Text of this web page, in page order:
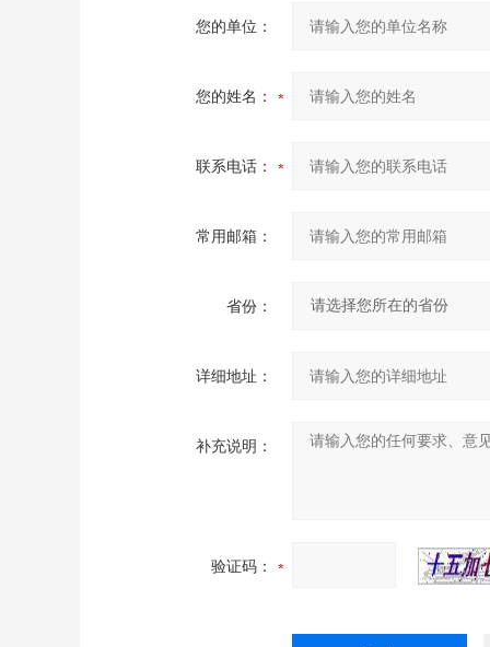
您的单位：
您的姓名：
联系电话：
常用邮箱：
省份：
详细地址：
补充说明：
验证码：